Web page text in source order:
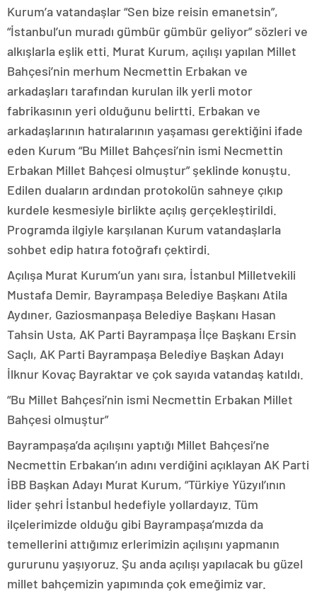
Kurum’a vatandaşlar “Sen bize reisin emanetsin”,
“İstanbul’un muradı gümbür gümbür geliyor” sözleri ve
alkışlarla eşlik etti. Murat Kurum, açılışı yapılan Millet
Bahçesi’nin merhum Necmettin Erbakan ve
arkadaşları tarafından kurulan ilk yerli motor
fabrikasının yeri olduğunu belirtti. Erbakan ve
arkadaşlarının hatıralarının yaşaması gerektiğini ifade
eden Kurum “Bu Millet Bahçesi’nin ismi Necmettin
Erbakan Millet Bahçesi olmuştur” şeklinde konuştu.
Edilen duaların ardından protokolün sahneye çıkıp
kurdele kesmesiyle birlikte açılış gerçekleştirildi.
Programda ilgiyle karşılanan Kurum vatandaşlarla
sohbet edip hatıra fotoğrafı çektirdi.
Açılışa Murat Kurum’un yanı sıra, İstanbul Milletvekili
Mustafa Demir, Bayrampaşa Belediye Başkanı Atila
Aydıner, Gaziosmanpaşa Belediye Başkanı Hasan
Tahsin Usta, AK Parti Bayrampaşa İlçe Başkanı Ersin
Saçlı, AK Parti Bayrampaşa Belediye Başkan Adayı
İlknur Kovaç Bayraktar ve çok sayıda vatandaş katıldı.
“Bu Millet Bahçesi’nin ismi Necmettin Erbakan Millet
Bahçesi olmuştur”
Bayrampaşa’da açılışını yaptığı Millet Bahçesi’ne
Necmettin Erbakan’ın adını verdiğini açıklayan AK Parti
İBB Başkan Adayı Murat Kurum, “Türkiye Yüzyıl’ının
lider şehri İstanbul hedefiyle yollardayız. Tüm
ilçelerimizde olduğu gibi Bayrampaşa’mızda da
temellerini attığımız erlerimizin açılışını yapmanın
gururunu yaşıyoruz. Şu anda açılışı yapılacak bu güzel
millet bahçemizin yapımında çok emeğimiz var.